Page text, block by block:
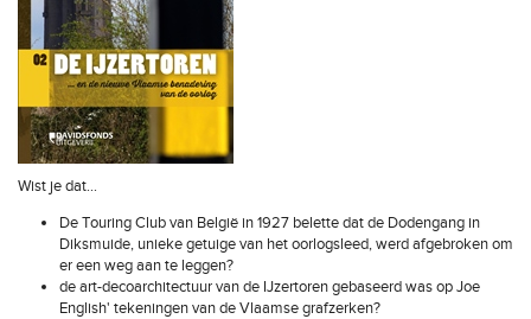
Wist je dat...
De Touring Club van België in 1927 belette dat de Dodengang in
Diksmuide, unieke getuige van het oorlogsleed, werd afgebroken om
er een weg aan te leggen?
de art-decoarchitectuur van de IJzertoren gebaseerd was op Joe
English' tekeningen van de Vlaamse grafzerken?